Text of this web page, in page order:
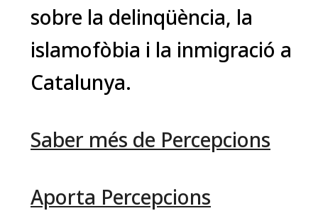
sobre la delinqüència, la
islamofòbia i la inmigració a
Catalunya.
Saber més de Percepcions
Aporta Percepcions